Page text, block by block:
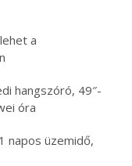
a
hangszóró, 49″-
óra
napos üzemidő,